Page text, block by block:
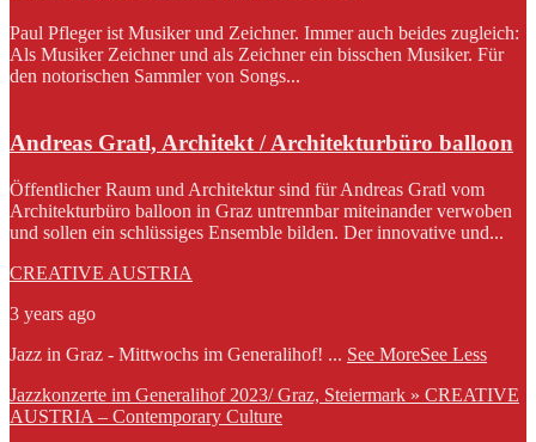
Paul Pfleger ist Musiker und Zeichner. Immer auch beides zugleich:
Als Musiker Zeichner und als Zeichner ein bisschen Musiker. Für
den notorischen Sammler von Songs...
Andreas Gratl, Architekt / Architekturbüro balloon
Öffentlicher Raum und Architektur sind für Andreas Gratl vom
Architekturbüro balloon in Graz untrennbar miteinander verwoben
und sollen ein schlüssiges Ensemble bilden. Der innovative und...
CREATIVE AUSTRIA
3 years ago
Jazz in Graz - Mittwochs im Generalihof! ... See MoreSee Less
Jazzkonzerte im Generalihof 2023/ Graz, Steiermark » CREATIVE
AUSTRIA – Contemporary Culture